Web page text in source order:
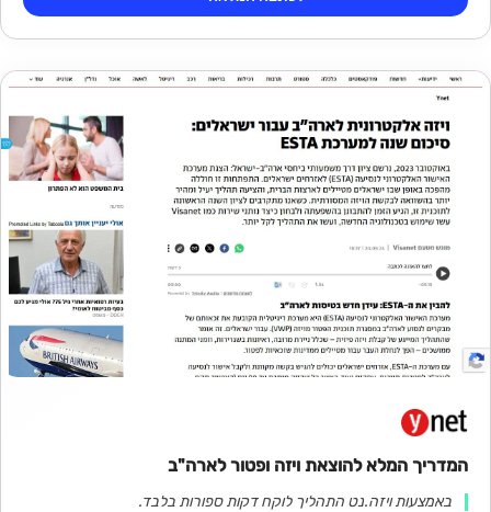
המדריך המלא להוצאת ויזה ופטור לארה"ב
באמצעות ויזה.נט התהליך לוקח דקות ספורות בלבד.